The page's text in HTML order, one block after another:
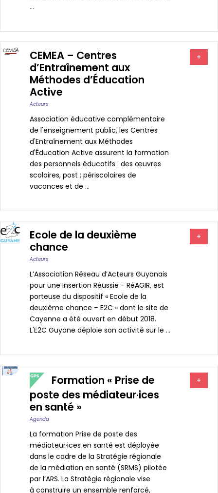
...
CEMEA – Centres
d’Entraînement aux
Méthodes d’Éducation
Active
Acteurs
Association éducative complémentaire
de l'enseignement public, les Centres
d'Entraînement aux Méthodes
d'Éducation Active assurent la formation
des personnels éducatifs : des œuvres
scolaires, post ; périscolaires de
vacances et de ...
+
Ecole de la deuxième
chance
Acteurs
L’Association Réseau d’Acteurs Guyanais
pour une Insertion Réussie - RéAGIR, est
porteuse du dispositif « Ecole de la
deuxième chance – E2C » dont le site de
Cayenne a été ouvert en début 2018.
L'E2C Guyane déploie son activité sur le ...
+
Formation « Prise de
poste des médiateur·ices
en santé »
Agenda
La formation Prise de poste des
médiateur·ices en santé est déployée
dans le cadre de la Stratégie régionale
de la médiation en santé (SRMS) pilotée
par l’ARS. La Stratégie régionale vise
à construire un ensemble renforcé,
+